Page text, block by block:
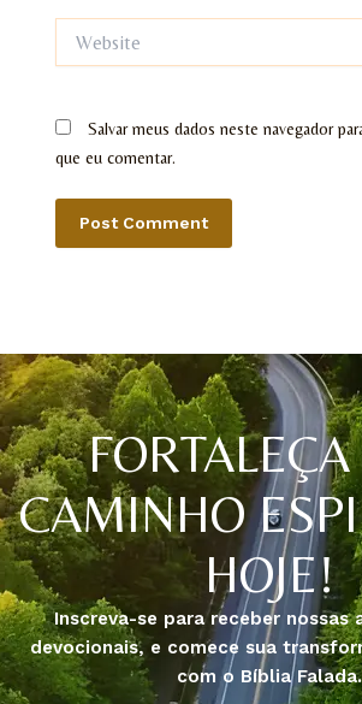
Salvar meus dados neste navegador
que eu comentar.
CAMINHO
HOJE!
Inscreva-se para receber nossas
devocionais, e comece sua
com o Bíblia Falada.